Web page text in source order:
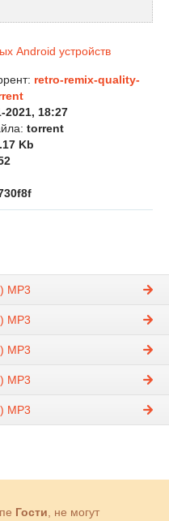
retro-remix-quality-
2021, 18:27
torrent
Kb
MP3
MP3
MP3
MP3
MP3
Гости, не могут